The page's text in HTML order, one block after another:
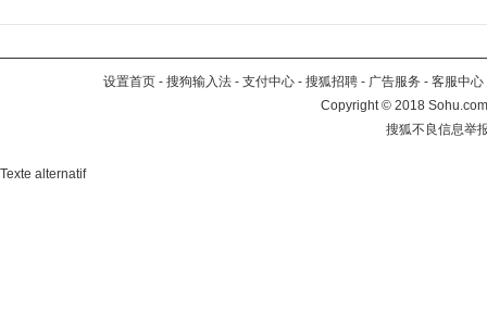
设置首页 - 搜狗输入法 - 支付中心 - 搜狐招聘 - 广告服务 - 客服中心
Copyright©2018
搜狐不良信息举
Texte alternatif